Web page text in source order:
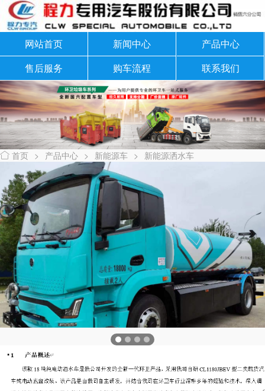
网站首页 新闻中心
产品中心
售后服务
购车流程 联系我们
 首页 > 产品中心 > 新能源车 > 新能源洒水车